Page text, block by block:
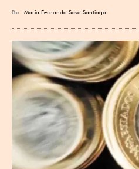
Por María Fernanda Sosa Santiago